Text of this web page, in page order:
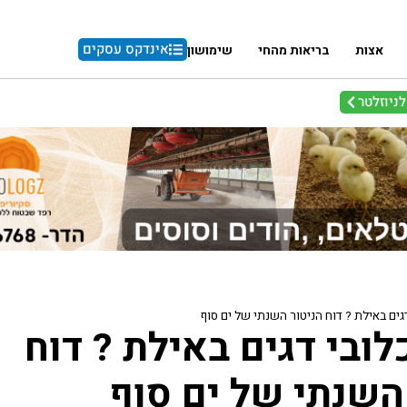
אצות בריאות מהחי שימושון אינדקס עסקים
באילת ? דוח הניטור השנתי של ים סוף
דגים באילת ? דוח
השנתי של ים סוף